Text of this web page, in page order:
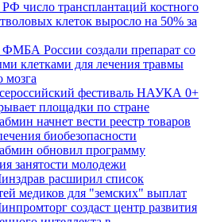
число трансплантаций костного
клеток выросло на 50% за
России создали препарат со
клетками для лечения травмы
мозга
фестиваль НАУКА 0+
площадки по стране
начнет вести реестр товаров
биобезопасности
обновил программу
занятости молодежи
расширил список
медиков для "земских" выплат
создаст центр развития